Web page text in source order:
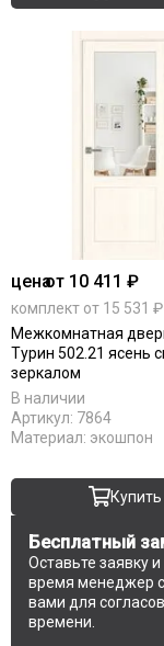
ценаот 10 411 ₽
комплект от 15 531 ₽
Межкомнатная
Турин 502.21 ясень
зеркалом
В наличии
Артикул: 7864
Материал: экошпон
Купить
Бесплатный
Оставьте заявку
время менеджер
вами для
времени.